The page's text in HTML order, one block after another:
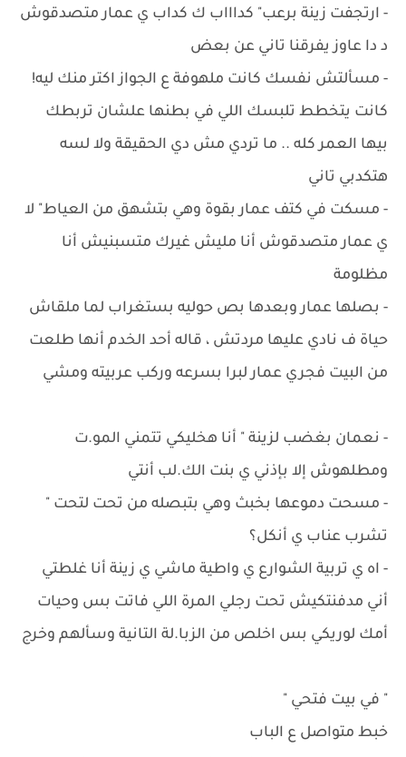
- ‏ارتجفت زينة برعب" كداااب ك كداب ي عمار متصدقوش
د دا عاوز يفرقنا تاني عن بعض
- ‏مسألتش نفسك كانت ملهوفة ع الجواز اكتر منك ليه!
كانت يتخطط تلبسك اللي في بطنها علشان تربطك
بيها العمر كله .. ما تردي مش دي الحقيقة ولا لسه
هتكدبي تاني
- ‏مسكت في كتف عمار بقوة وهي بتشهق من العياط" لا
ي عمار متصدقوش أنا مليش غيرك متسبنيش أنا
مظلومة
- ‏بصلها عمار وبعدها بص حوليه بستغراب لما ملقاش
حياة ف نادي عليها مردتش ، قاله أحد الخدم أنها طلعت
من البيت فجري عمار لبرا بسرعه وركب عربيته ومشي
- نعمان بغضب لزينة " أنا هخليكي تتمني المو.ت
ومطلهوش إلا بإذني ي بنت الك.لب أنتي
- ‏مسحت دموعها بخبث وهي بتبصله من تحت لتحت "
تشرب عناب ي أنكل؟
- اه ي تربية الشوارع ي واطية ماشي ي زينة أنا غلطتي
أني مدفنتكيش تحت رجلي المرة اللي فاتت بس وحيات
أمك لوريكي بس اخلص من الزبا.لة التانية وسألهم وخرج
" في بيت فتحي "
خبط متواصل ع الباب